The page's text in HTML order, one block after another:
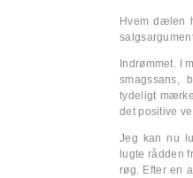
Hvem dælen
Indrømmet. I
smagssans,
tydeligt
det positive
Jeg kan nu
lugte rådden
røg. Efter en